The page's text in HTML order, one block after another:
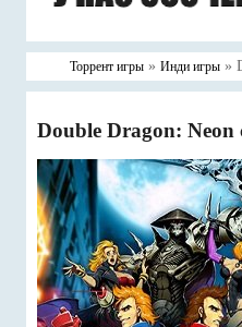
Торрент игры » Инди игры »
Double Dragon: Neon